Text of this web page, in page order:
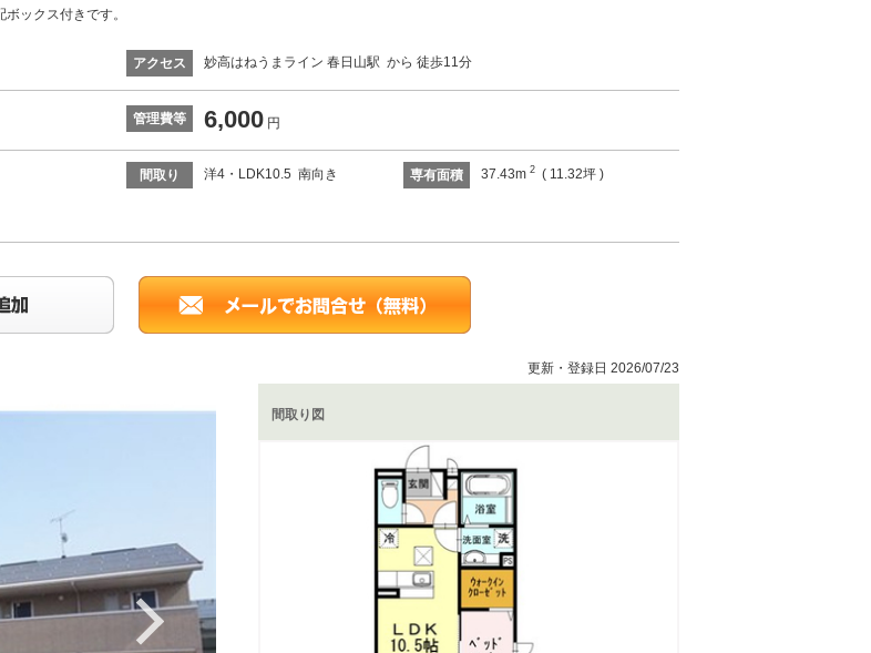
ックス付きです。
アクセス 妙高はねうまライン 春日山駅 から 徒歩11分
管理費等 6,000 円
間取り 洋4・LDK10.5 南向き 専有面積 37.43m 2( 11.32坪 )
更新・登録日 2026/07/23
Next
間取り図